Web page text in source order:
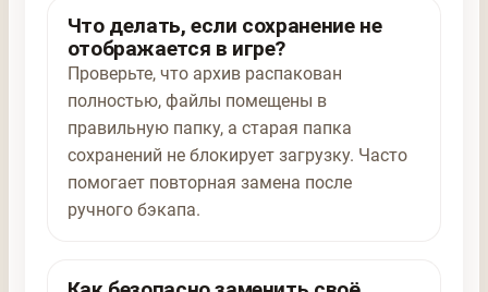
Что делать, если сохранение не
отображается в игре?
Проверьте, что архив распакован
полностью, файлы помещены в
правильную папку, а старая папка
сохранений не блокирует загрузку. Часто
помогает повторная замена после
ручного бэкапа.